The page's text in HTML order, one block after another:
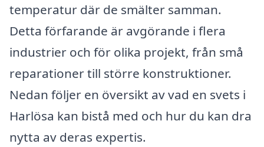
temperatur där de smälter samman.
Detta förfarande är avgörande i flera
industrier och för olika projekt, från små
reparationer till större konstruktioner.
Nedan följer en översikt av vad en svets i
Harlösa kan bistå med och hur du kan dra
nytta av deras expertis.